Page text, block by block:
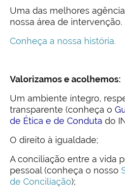
Uma das melhores
nossa área de intervenção.
Conheça a nossa história.
Valorizamos e acolhemos:
Um ambiente íntegro,
transparente (conheça o
de Ética e de Conduta do
O direito à igualdade;
A conciliação entre a vida
pessoal (conheça o nosso
de Conciliação);